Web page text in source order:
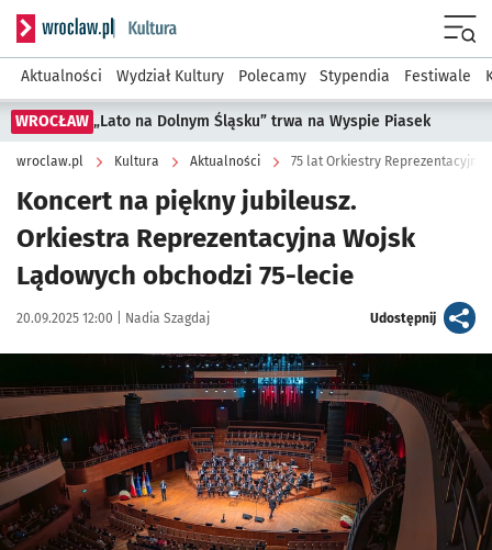
Serwis informacyjny wroclaw.pl podserwis: Kultura
Aktualności Wydział Kultury Polecamy Stypendia Festiwale
WROCŁAW „Lato na Dolnym Śląsku” trwa na Wyspie Piasek
wroclaw.pl Kultura Aktualności 75 lat Orkiestry Reprezentacyjnej
Koncert na piękny jubileusz.
Orkiestra Reprezentacyjna Wojsk
Lądowych obchodzi 75-lecie
Data publikacji:
20.09.2025 12:00 | Autor:
Nadia Szagdaj Udostępnijartykuł
Kliknij, aby zobaczyć galerię